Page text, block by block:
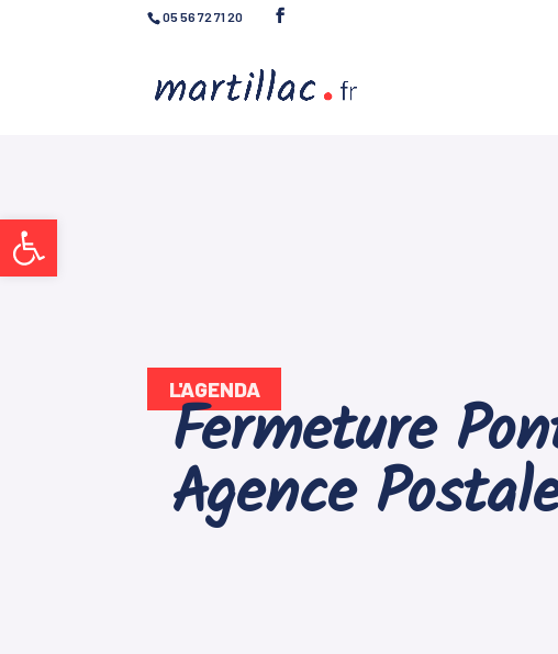
Ouvrir la barre d’outils
05 56 72 71 20
L'AGENDA
Fermeture
Agence